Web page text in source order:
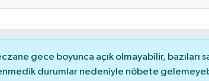
gece boyunca açık olmayabilir,
durumlar nedeniyle nöbete